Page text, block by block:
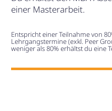
einer Masterarbeit.
Entspricht einer Teilnahme von
Lehrgangstermine (exkl. Peer
weniger als 80% erhältst du eine